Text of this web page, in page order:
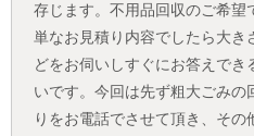
存じます。不用品回収のご希望
単なお見積り内容でしたら大き
どをお伺いしすぐにお答えでき
いです。今回は先ず粗大ごみの
りをお電話でさせて頂き、その